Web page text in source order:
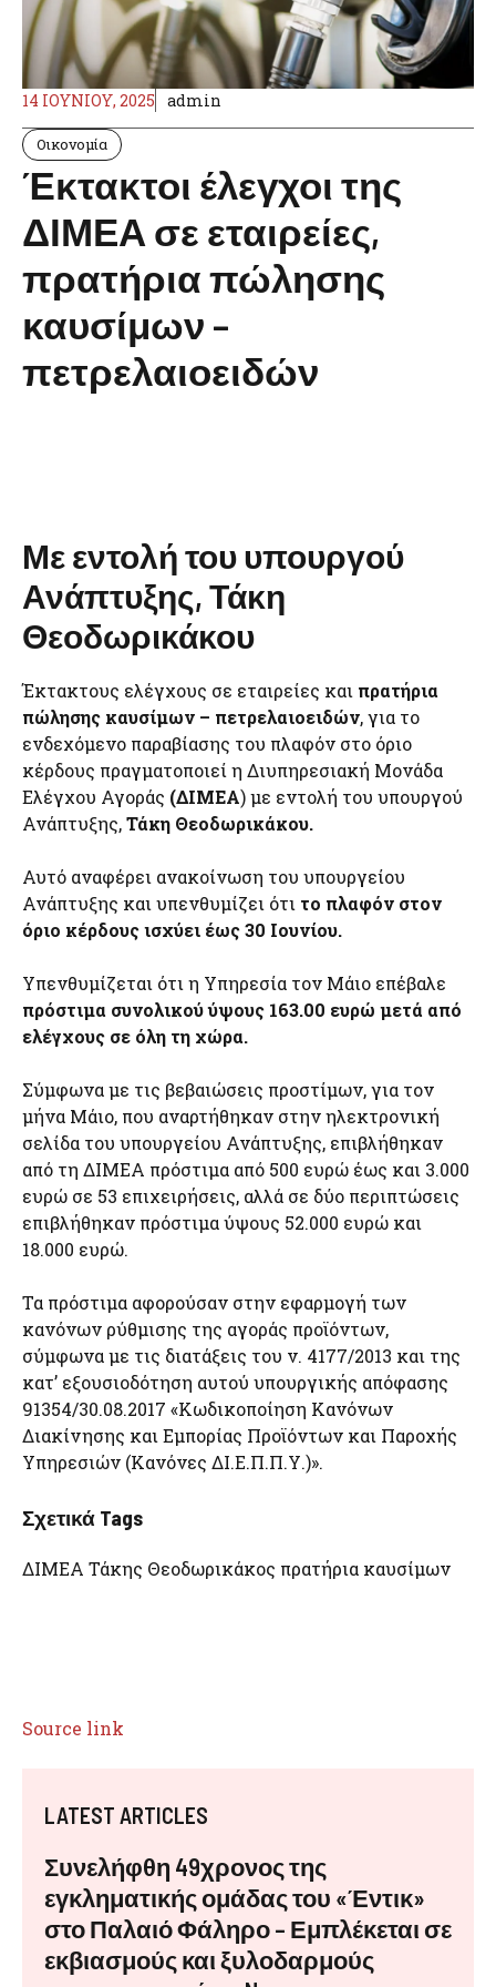
14 ΙΟΥΝΊΟΥ, 2025 admin
Οικονομία
Έκτακτοι έλεγχοι της
ΔΙΜΕΑ σε εταιρείες,
πρατήρια πώλησης
καυσίμων –
πετρελαιοειδών
Με εντολή του υπουργού
Ανάπτυξης, Τάκη
Θεοδωρικάκου
Έκτακτους ελέγχους σε εταιρείες και πρατήρια
πώλησης καυσίμων – πετρελαιοειδών, για το
ενδεχόμενο παραβίασης του πλαφόν στο όριο
κέρδους πραγματοποιεί η Διυπηρεσιακή Μονάδα
Ελέγχου Αγοράς (ΔΙΜΕΑ) με εντολή του υπουργού
Ανάπτυξης,Τάκη Θεοδωρικάκου.
Αυτό αναφέρει ανακοίνωση του υπουργείου
Ανάπτυξης και υπενθυμίζει ότι το πλαφόν στον
όριο κέρδους ισχύει έως 30 Ιουνίου.
Υπενθυμίζεται ότι η Υπηρεσία τον Μάιο επέβαλε
πρόστιμα συνολικού ύψους 163.00 ευρώ μετά από
ελέγχους σε όλη τη χώρα.
Σύμφωνα με τις βεβαιώσεις προστίμων, για τον
μήνα Μάιο, που αναρτήθηκαν στην ηλεκτρονική
σελίδα του υπουργείου Ανάπτυξης, επιβλήθηκαν
από τη ΔΙΜΕΑ πρόστιμα από 500 ευρώ έως και 3.000
ευρώ σε 53 επιχειρήσεις, αλλά σε δύο περιπτώσεις
επιβλήθηκαν πρόστιμα ύψους 52.000 ευρώ και
18.000 ευρώ.
Τα πρόστιμα αφορούσαν στην εφαρμογή των
κανόνων ρύθμισης της αγοράς προϊόντων,
σύμφωνα με τις διατάξεις του ν. 4177/2013 και της
κατ’ εξουσιοδότηση αυτού υπουργικής απόφασης
91354/30.08.2017 «Κωδικοποίηση Κανόνων
Διακίνησης και Εμπορίας Προϊόντων και Παροχής
Υπηρεσιών (Κανόνες ΔΙ.Ε.Π.Π.Υ.)».
Σχετικά Tags
ΔΙΜΕΑ Τάκης Θεοδωρικάκος πρατήρια καυσίμων
Source link
LATEST ARTICLES
Συνελήφθη 49χρονος της
εγκληματικής ομάδας του «Έντικ»
στο Παλαιό Φάληρο – Εμπλέκεται σε
εκβιασμούς και ξυλοδαρμούς